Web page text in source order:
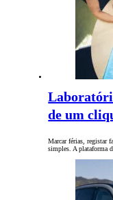
de um
Marcar férias, registar
simples. A plataforma